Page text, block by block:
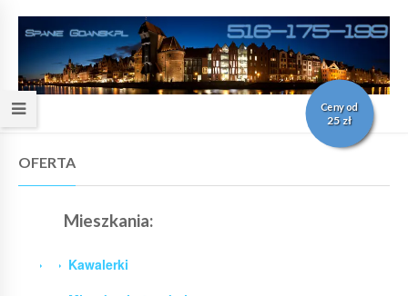
Ceny od
25 zł
OFERTA
Mieszkania:
Kawalerki